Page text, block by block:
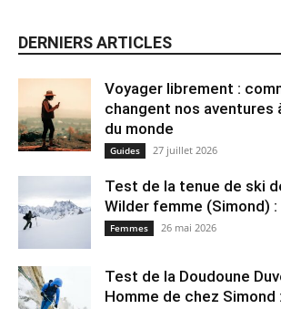
DERNIERS ARTICLES
Voyager librement :
changent nos aventures
du monde
Guides 27 juillet 2026
Test de la tenue de ski
Wilder femme (Simond) :
Femmes 26 mai 2026
Test de la Doudoune
Homme de chez Simond